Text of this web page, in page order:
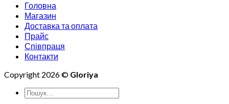
Головна
Магазин
Доставка та оплата
Прайс
Співпраця
Контакти
Copyright 2026 © Gloriya
Шукати: